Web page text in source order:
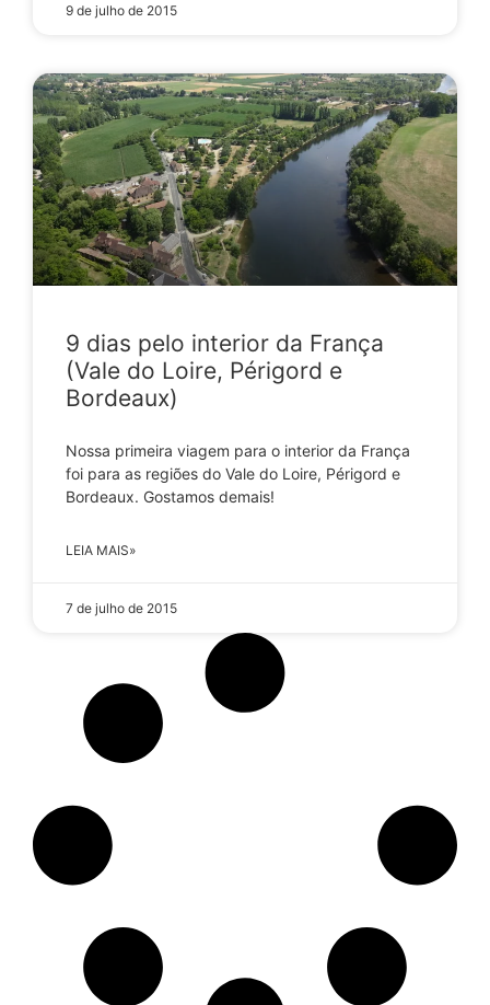
9 de julho de 2015
9 dias pelo interior da França
(Vale do Loire, Périgord e
Bordeaux)
Nossa primeira viagem para o interior da França
foi para as regiões do Vale do Loire, Périgord e
Bordeaux. Gostamos demais!
LEIA MAIS»
7 de julho de 2015